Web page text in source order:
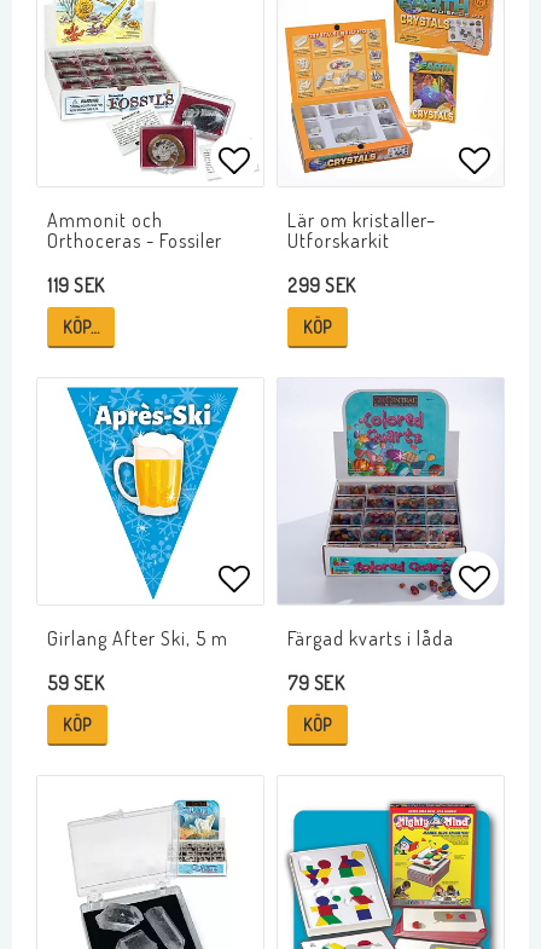
Lägg till i favoritlistan
Ammonit och
Orthoceras - Fossiler
119 SEK
KÖP…
Lär om kristaller–
Utforskarkit
299 SEK
KÖP
Lägg till i favoritlistan
Girlang After Ski, 5 m
59 SEK
KÖP
Färgad kvarts i låda
79 SEK
KÖP